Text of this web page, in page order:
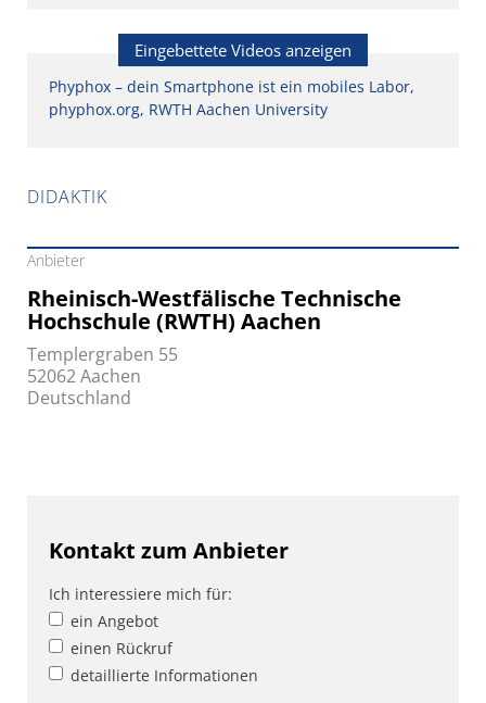
Eingebettete Videos anzeigen
Phyphox – dein Smartphone ist ein mobiles Labor,
phyphox.org, RWTH Aachen University
DIDAKTIK
Anbieter
Rheinisch-Westfälische Technische
Hochschule (RWTH) Aachen
Templergraben 55
52062 Aachen
Deutschland
Kontakt zum Anbieter
Ich interessiere mich für:
ein Angebot
einen Rückruf
detaillierte Informationen